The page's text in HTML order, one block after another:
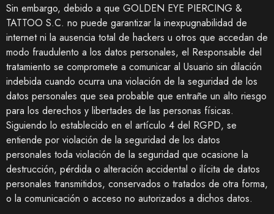
Sin embargo, debido a que GOLDEN EYE PIERCING &
TATTOO S.C. no puede garantizar la inexpugnabilidad de
internet ni la ausencia total de hackers u otros que accedan de
modo fraudulento a los datos personales, el Responsable del
tratamiento se compromete a comunicar al Usuario sin dilación
indebida cuando ocurra una violación de la seguridad de los
datos personales que sea probable que entrañe un alto riesgo
para los derechos y libertades de las personas físicas.
Siguiendo lo establecido en el artículo 4 del RGPD, se
entiende por violación de la seguridad de los datos
personales toda violación de la seguridad que ocasione la
destrucción, pérdida o alteración accidental o ilícita de datos
personales transmitidos, conservados o tratados de otra forma,
o la comunicación o acceso no autorizados a dichos datos.